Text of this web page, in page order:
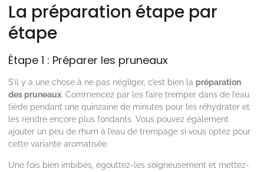
La préparation étape par
étape
Étape 1 : Préparer les pruneaux
S’il y a une chose à ne pas négliger, c’est bien la préparation
des pruneaux. Commencez par les faire tremper dans de l’eau
tiède pendant une quinzaine de minutes pour les réhydrater et
les rendre encore plus fondants. Vous pouvez également
ajouter un peu de rhum à l’eau de trempage si vous optez pour
cette variante aromatisée.
Une fois bien imbibés, égouttez-les soigneusement et mettez-